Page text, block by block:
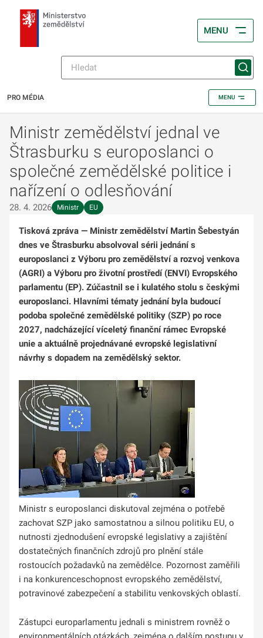
MENU
PRO MÉDIA MENU
Ministr zemědělství jednal ve
Štrasburku s europoslanci o
společné zemědělské politice i
nařízení o odlesňování
28. 4. 2026 Ministr EU
Tisková zpráva — Ministr zemědělství Martin Šebestyán
dnes ve Štrasburku absolvoval sérii jednání s
europoslanci z Výboru pro zemědělství a rozvoj venkova
(AGRI) a Výboru pro životní prostředí (ENVI) Evropského
parlamentu (EP). Zúčastnil se i kulatého stolu s českými
europoslanci. Hlavními tématy jednání byla budoucí
podoba společné zemědělské politiky (SZP) po roce
2027, nadcházející víceletý finanční rámec Evropské
unie a aktuálně projednávané evropské legislativní
návrhy s dopadem na zemědělský sektor.
Ministr s europoslanci diskutoval zejména o potřebě
zachovat SZP jako samostatnou a silnou politiku EU, o
nutnosti zjednodušení evropské legislativy a zajištění
dostatečných finančních zdrojů pro plnění stále
rostoucích požadavků na zemědělce. Pozornost zaměřili
i na konkurenceschopnost evropského zemědělství,
potravinové zabezpečení a stabilitu venkovských oblastí.
Zástupci europarlamentu jednali s ministrem rovněž o